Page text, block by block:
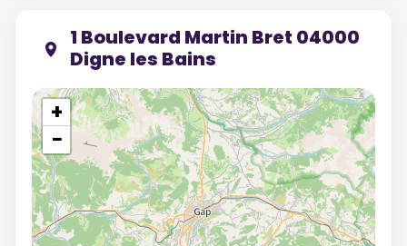
1 Boulevard Martin Bret 04000
Digne les Bains
+
−